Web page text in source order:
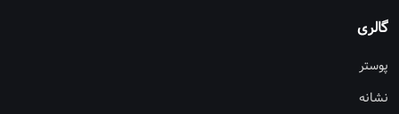
گالری
پوستر
نشانه